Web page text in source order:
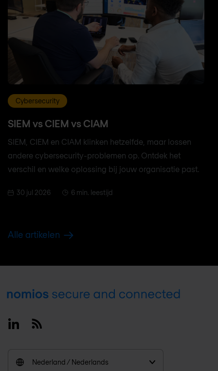
Cybersecurity
SIEM vs CIEM vs CIAM
SIEM, CIEM en CIAM klinken hetzelfde, maar lossen
andere cybersecurity-problemen op. Ontdek het
verschil en welke oplossing bij jouw organisatie past.
30 jul 2026 6 min. leestijd
Alle artikelen
Footer
LinkedinRSS
Nederland / Nederlands